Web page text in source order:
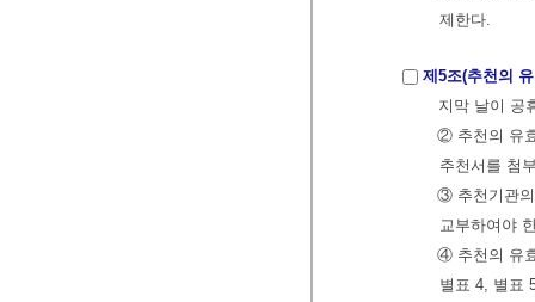
제한다.
제5조(추천의
지막 날이 공
② 추천의 유
추천서를 첨
③ 추천기관의
교부하여야
④ 추천의 유
별표 4, 별표